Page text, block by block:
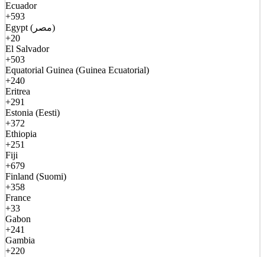
Ecuador
+593
Egypt (مصر)
+20
El Salvador
+503
Equatorial Guinea (Guinea Ecuatorial)
+240
Eritrea
+291
Estonia (Eesti)
+372
Ethiopia
+251
Fiji
+679
Finland (Suomi)
+358
France
+33
Gabon
+241
Gambia
+220